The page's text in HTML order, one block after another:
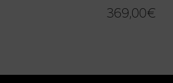
369,00€